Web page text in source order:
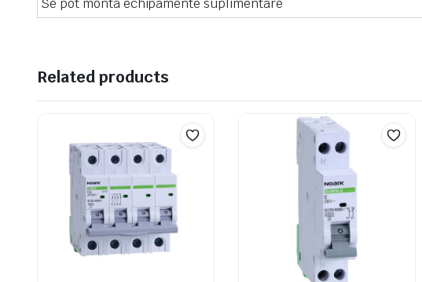
Se pot monta echipamente suplimentare
Related products